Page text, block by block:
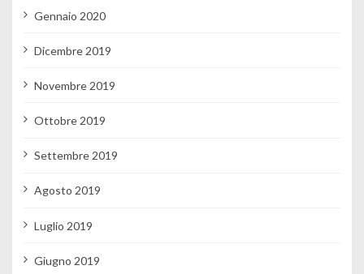
Gennaio 2020
Dicembre 2019
Novembre 2019
Ottobre 2019
Settembre 2019
Agosto 2019
Luglio 2019
Giugno 2019